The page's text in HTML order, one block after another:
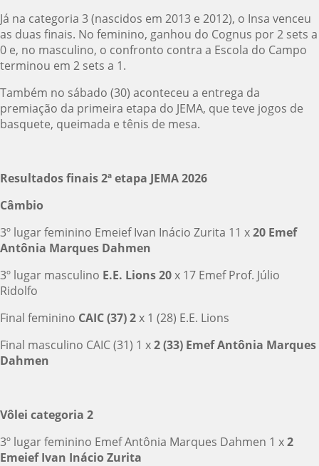
Já na categoria 3 (nascidos em 2013 e 2012), o Insa venceu
as duas finais. No feminino, ganhou do Cognus por 2 sets a
0 e, no masculino, o confronto contra a Escola do Campo
terminou em 2 sets a 1.
Também no sábado (30) aconteceu a entrega da
premiação da primeira etapa do JEMA, que teve jogos de
basquete, queimada e tênis de mesa.
Resultados finais 2ª etapa JEMA 2026
Câmbio
3º lugar feminino Emeief Ivan Inácio Zurita 11 x20 Emef
Antônia Marques Dahmen
3º lugar masculino E.E. Lions 20x 17 Emef Prof. Júlio
Ridolfo
Final feminino CAIC (37) 2x 1 (28) E.E. Lions
Final masculino CAIC (31) 1 x2 (33) Emef Antônia Marques
Dahmen
Vôlei categoria 2
3º lugar feminino Emef Antônia Marques Dahmen 1 x2
Emeief Ivan Inácio Zurita